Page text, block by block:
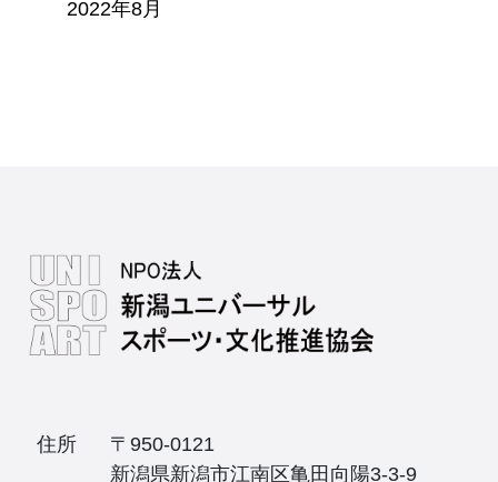
2022年8月
住所
〒950-0121
新潟県新潟市江南区亀田向陽3-3-9